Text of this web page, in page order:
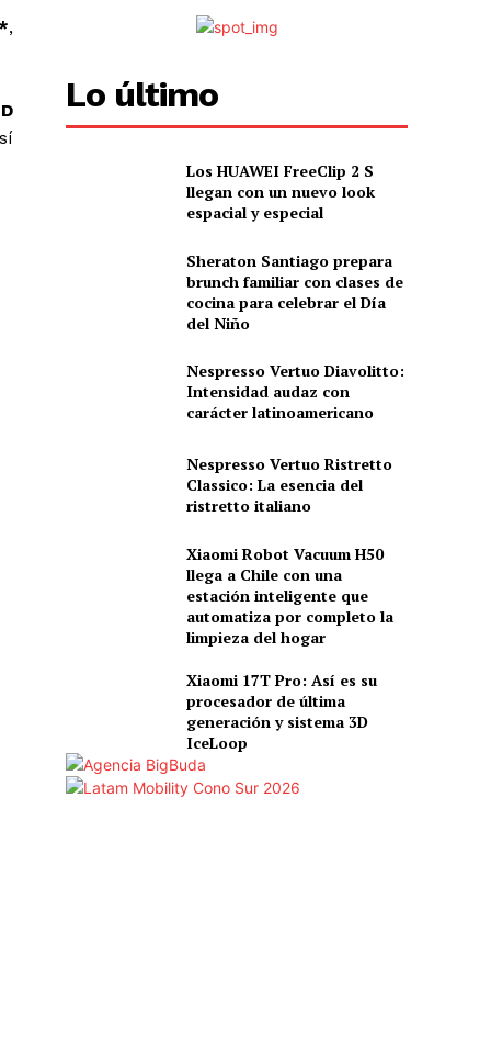
,
Lo último
Los HUAWEI FreeClip 2 S
llegan con un nuevo look
espacial y especial
Sheraton Santiago prepara
brunch familiar con clases de
cocina para celebrar el Día
del Niño
Nespresso Vertuo Diavolitto:
Intensidad audaz con
carácter latinoamericano
Nespresso Vertuo Ristretto
Classico: La esencia del
ristretto italiano
Xiaomi Robot Vacuum H50
llega a Chile con una
estación inteligente que
automatiza por completo la
limpieza del hogar
Xiaomi 17T Pro: Así es su
procesador de última
generación y sistema 3D
IceLoop